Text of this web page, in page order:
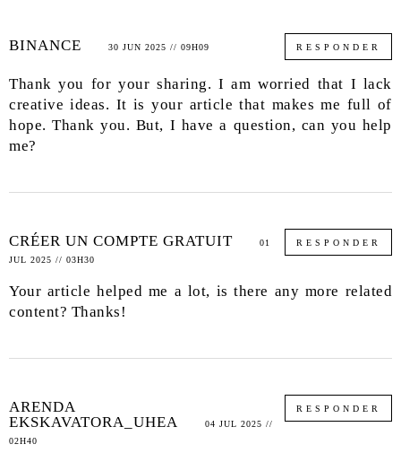
BINANCE 30 JUN 2025 // 09H09 RESPONDER
Thank you for your sharing. I am worried that I lack
creative ideas. It is your article that makes me full of
hope. Thank you. But, I have a question, can you help
me?
CRÉER UN COMPTE GRATUIT
01
JUL 2025 // 03H30
RESPONDER
Your article helped me a lot, is there any more related
content? Thanks!
ARENDA
EKSKAVATORA_UHEA
04 JUL 2025 //
02H40
RESPONDER